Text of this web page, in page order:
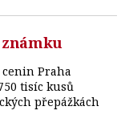
Praha
tisíc kusů
přepážkách